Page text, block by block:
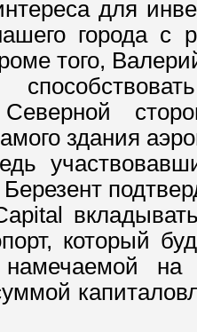
для
города с
того,
Северной
здания
который
намечаемой